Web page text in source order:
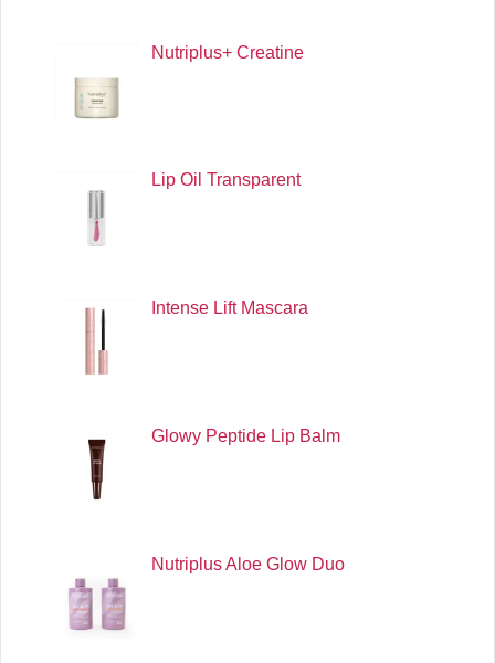
Nutriplus+ Creatine
Lip Oil Transparent
Intense Lift Mascara
Glowy Peptide Lip Balm
Nutriplus Aloe Glow Duo